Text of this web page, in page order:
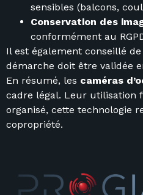
sensibles (balcons,
Conservation des
conformément au
Il est également conseillé
démarche doit être validée
En résumé, les caméras
cadre légal. Leur utilisation
organisé, cette technologie
copropriété.